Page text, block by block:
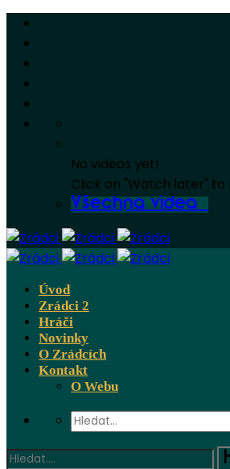
No videos yet!
Click on "Watch later" to
Všechna videa
Úvod
Zrádci 2
Hráči
Novinky
O Zrádcích
Kontakt
O Webu